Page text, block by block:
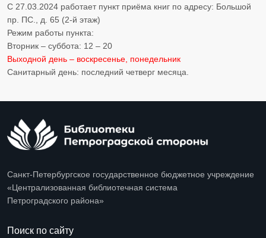
С 27.03.2024 работает пункт приёма книг по адресу: Большой
пр. ПС., д. 65 (2-й этаж)
Режим работы пункта:
Вторник – суббота: 12 – 20
Выходной день – воскресенье, понедельник
Санитарный день: последний четверг месяца.​​​​​​
Санкт-Петербургское государственное бюджетное учреждение
«Централизованная библиотечная система
Петроградского района»
Поиск по сайту